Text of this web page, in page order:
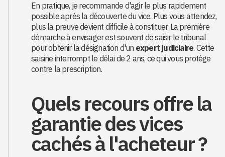
En pratique, je recommande d'agir le plus rapidement
possible après la découverte du vice. Plus vous attendez,
plus la preuve devient difficile à constituer. La première
démarche à envisager est souvent de saisir le tribunal
pour obtenir la désignation d'un expert judiciaire. Cette
saisine interrompt le délai de 2 ans, ce qui vous protège
contre la prescription.
Quels recours offre la
garantie des vices
cachés à l'acheteur ?